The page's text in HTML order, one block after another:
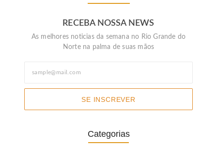
RECEBA NOSSA NEWS
As melhores noticias da semana no Rio Grande do
Norte na palma de suas mãos
SE INSCREVER
Categorias